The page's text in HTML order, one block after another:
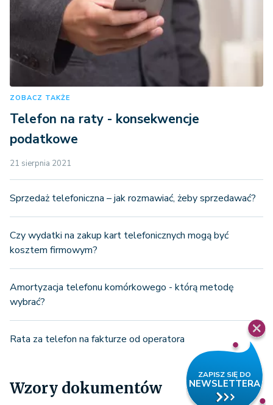
ZOBACZ TAKŻE
Telefon na raty - konsekwencje
podatkowe
21 sierpnia 2021
Sprzedaż telefoniczna – jak rozmawiać, żeby sprzedawać?
Czy wydatki na zakup kart telefonicznych mogą być
kosztem firmowym?
Amortyzacja telefonu komórkowego - którą metodę
wybrać?
Rata za telefon na fakturze od operatora
Wzory dokumentów